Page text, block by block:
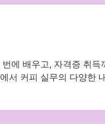
에 배우고, 자격증 취득
서 커피 실무의 다양한